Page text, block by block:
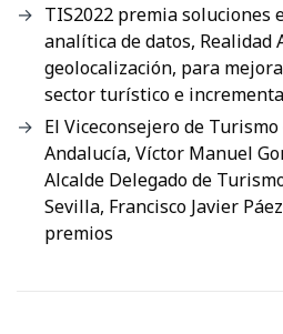
TIS2022 premia
analítica de datos, Realidad
geolocalización, para
sector turístico e
El Viceconsejero de
Andalucía, Víctor Manuel
Alcalde Delegado de
Sevilla, Francisco Javier
premios